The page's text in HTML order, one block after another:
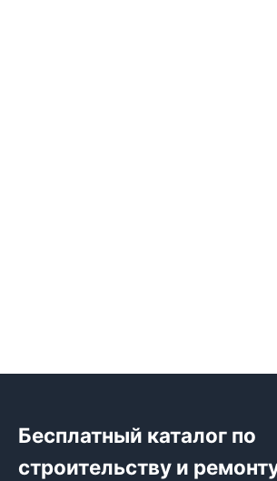
Бесплатный каталог по
строительству и